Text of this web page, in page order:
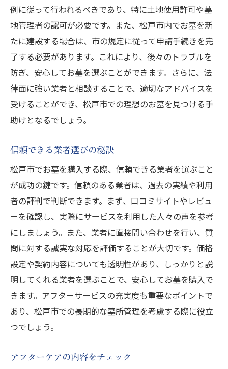
例に従って行われるべきであり、特に土地使用許可や墓
地管理者の認可が必要です。また、松戸市内でお墓を新
たに建設する場合は、市の規定に従って申請手続きを完
了する必要があります。これにより、後々のトラブルを
防ぎ、安心してお墓を選ぶことができます。さらに、法
律面に強い業者と相談することで、適切なアドバイスを
受けることができ、松戸市での理想のお墓を見つける手
助けとなるでしょう。
信頼できる業者選びの秘訣
松戸市でお墓を購入する際、信頼できる業者を選ぶこと
が成功の鍵です。信頼のある業者は、過去の実績や利用
者の評判で判断できます。まず、口コミサイトやレビュ
ーを確認し、実際にサービスを利用した人々の声を参考
にしましょう。また、業者に直接問い合わせを行い、質
問に対する誠実な対応を評価することが大切です。価格
設定や契約内容についても透明性があり、しっかりと説
明してくれる業者を選ぶことで、安心してお墓を購入で
きます。アフターサービスの充実度も重要なポイントで
あり、松戸市での長期的な墓所管理を考慮する際に役立
つでしょう。
アフターケアの内容をチェック